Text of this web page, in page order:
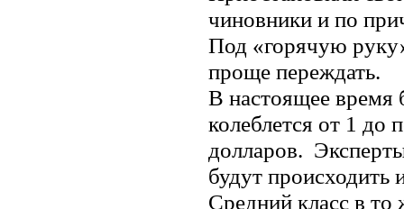
чиновники и по
Под «горячую
проще переждать.
В настоящее время
колеблется от 1 до
долларов.
будут происходить
Средний класс в то